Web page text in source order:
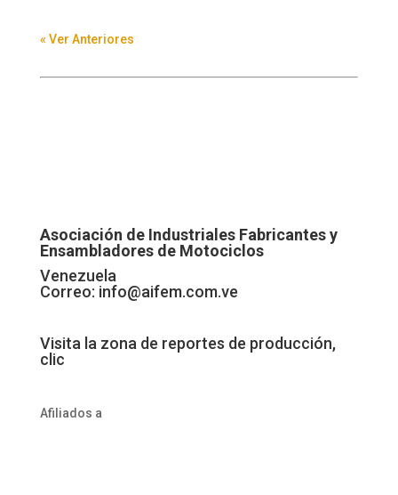
« Ver Anteriores
Asociación de Industriales Fabricantes y
Ensambladores de Motociclos
Venezuela
Correo: info@aifem.com.ve
Visita la zona de reportes de producción,
clic
Afiliados a